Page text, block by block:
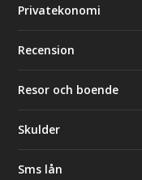
Privatekonomi
Recension
Resor och boende
Skulder
Sms lån